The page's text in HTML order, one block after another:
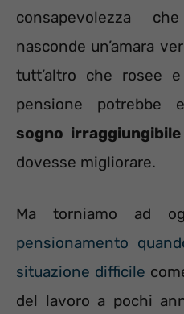
consapevolezza
nasconde un’amara
tutt’altro che rosee
pensione potrebbe
sogno irraggiungibile
dovesse migliorare.
Ma torniamo ad
pensionamento
situazione difficile
del lavoro a pochi